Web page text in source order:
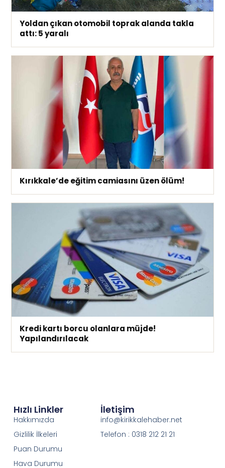
Yoldan çıkan otomobil toprak alanda takla
attı: 5 yaralı
Kırıkkale’de eğitim camiasını üzen ölüm!
Kredi kartı borcu olanlara müjde!
Yapılandırılacak
Hızlı Linkler
Hakkımızda
Gizlilik İlkeleri
Puan Durumu
Hava Durumu
İletişim
info@kirikkalehaber.net
Telefon : 0318 212 21 21